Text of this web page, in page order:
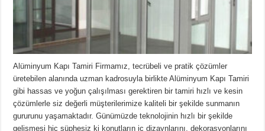
Alüminyum Kapı Tamiri Firmamız, tecrübeli ve pratik çözümler
üretebilen alanında uzman kadrosuyla birlikte Alüminyum Kapı Tamiri
gibi hassas ve yoğun çalışılması gerektiren bir tamiri hızlı ve kesin
çözümlerle siz değerli müşterilerimize kaliteli bir şekilde sunmanın
gururunu yaşamaktadır. Günümüzde teknolojinin hızlı bir şekilde
gelişmesi hiç şüphesiz ki konutların iç dizaynlarını, dekorasyonlarını